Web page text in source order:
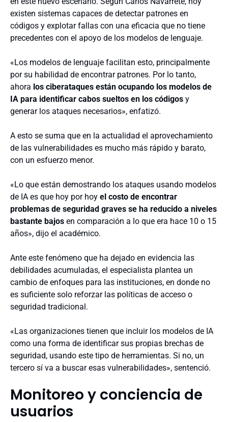
existen sistemas capaces de detectar patrones en
códigos y explotar fallas con una eficacia que no tiene
precedentes con el apoyo de los modelos de lenguaje.
«Los modelos de lenguaje facilitan esto, principalmente
por su habilidad de encontrar patrones. Por lo tanto,
ahora los ciberataques están ocupando los modelos de
IA para identificar cabos sueltos en los códigos y
generar los ataques necesarios», enfatizó.
A esto se suma que en la actualidad el aprovechamiento
de las vulnerabilidades es mucho más rápido y barato,
con un esfuerzo menor.
«Lo que están demostrando los ataques usando modelos
de IA es que hoy por hoy el costo de encontrar
problemas de seguridad graves se ha reducido a niveles
bastante bajos en comparación a lo que era hace 10 o 15
años», dijo el académico.
Ante este fenómeno que ha dejado en evidencia las
debilidades acumuladas, el especialista plantea un
cambio de enfoques para las instituciones, en donde no
es suficiente solo reforzar las políticas de acceso o
seguridad tradicional.
«Las organizaciones tienen que incluir los modelos de IA
como una forma de identificar sus propias brechas de
seguridad, usando este tipo de herramientas. Si no, un
tercero sí va a buscar esas vulnerabilidades», sentenció.
Monitoreo y conciencia de
usuarios